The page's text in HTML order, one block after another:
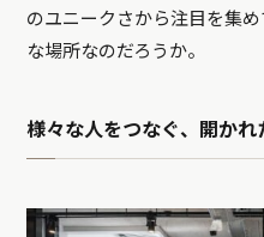
のユニークさから注目を集
な場所なのだろうか。
様々な人をつなぐ、開かれ